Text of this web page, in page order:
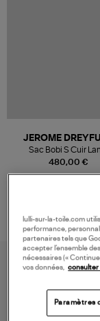
480,00 €
JEROME
Sac Bobi S Cuir
Champagne
lulli-sur-la-toile.com
performance,
partenaires tels que
accepter l’ensemble
nécessaires («
vos données,
consulter
Paramètres